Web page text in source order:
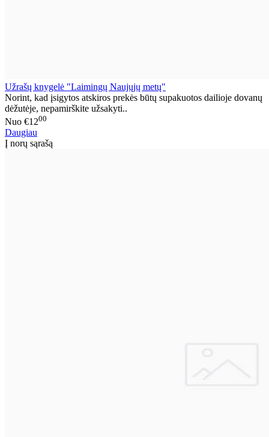
Užrašų knygelė "Laimingų Naujųjų metų"
Norint, kad įsigytos atskiros prekės būtų supakuotos dailioje dovanų
dėžutėje, nepamirškite užsakyti..
Nuo €1200
Daugiau
Į norų sąrašą